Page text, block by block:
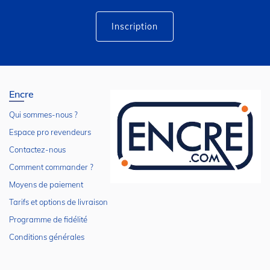
Inscription
Encre
Qui sommes-nous ?
Espace pro revendeurs
Contactez-nous
Comment commander ?
Moyens de paiement
Tarifs et options de livraison
Programme de fidélité
Conditions générales